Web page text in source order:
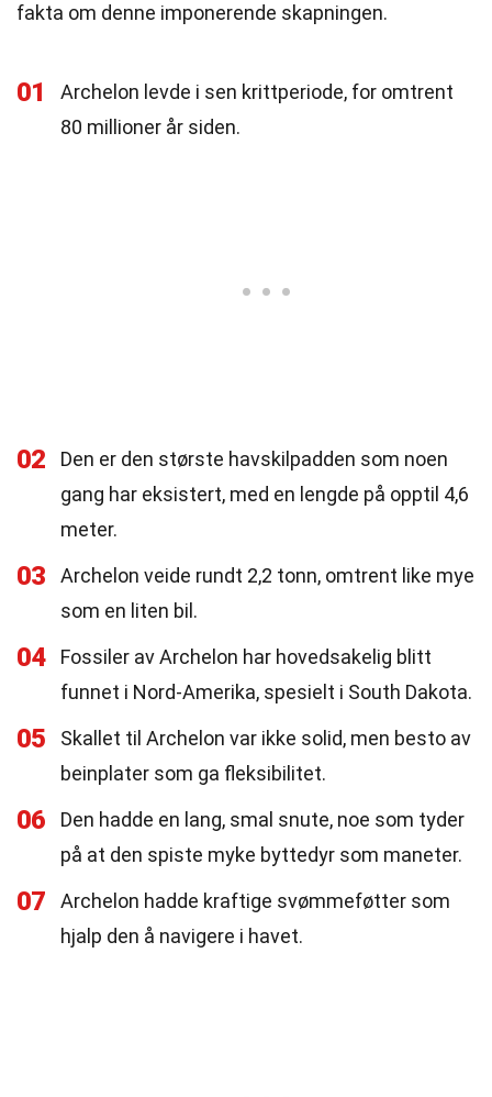
fakta om denne imponerende skapningen.
01
Archelon levde i sen krittperiode, for omtrent
80 millioner år siden.
02
Den er den største havskilpadden som noen
gang har eksistert, med en lengde på opptil 4,6
meter.
03
Archelon veide rundt 2,2 tonn, omtrent like mye
som en liten bil.
04
Fossiler av Archelon har hovedsakelig blitt
funnet i Nord-Amerika, spesielt i South Dakota.
05
Skallet til Archelon var ikke solid, men besto av
beinplater som ga fleksibilitet.
06
Den hadde en lang, smal snute, noe som tyder
på at den spiste myke byttedyr som maneter.
07
Archelon hadde kraftige svømmeføtter som
hjalp den å navigere i havet.